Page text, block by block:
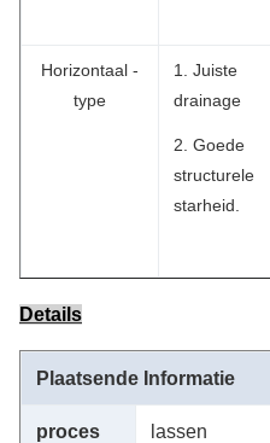
Horizontaal -
type
1. Juiste
drainage
2. Goede
structurele
starheid.
Details
Plaatsende Informatie
proces lassen